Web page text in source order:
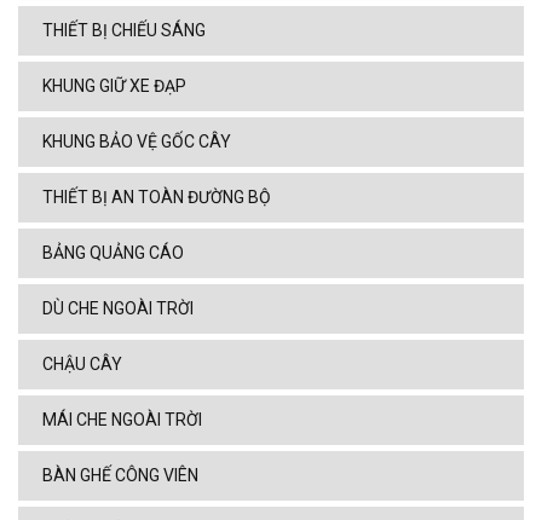
THIẾT BỊ CHIẾU SÁNG
KHUNG GIỮ XE ĐẠP
KHUNG BẢO VỆ GỐC CÂY
THIẾT BỊ AN TOÀN ĐƯỜNG BỘ
BẢNG QUẢNG CÁO
DÙ CHE NGOÀI TRỜI
CHẬU CÂY
MÁI CHE NGOÀI TRỜI
BÀN GHẾ CÔNG VIÊN